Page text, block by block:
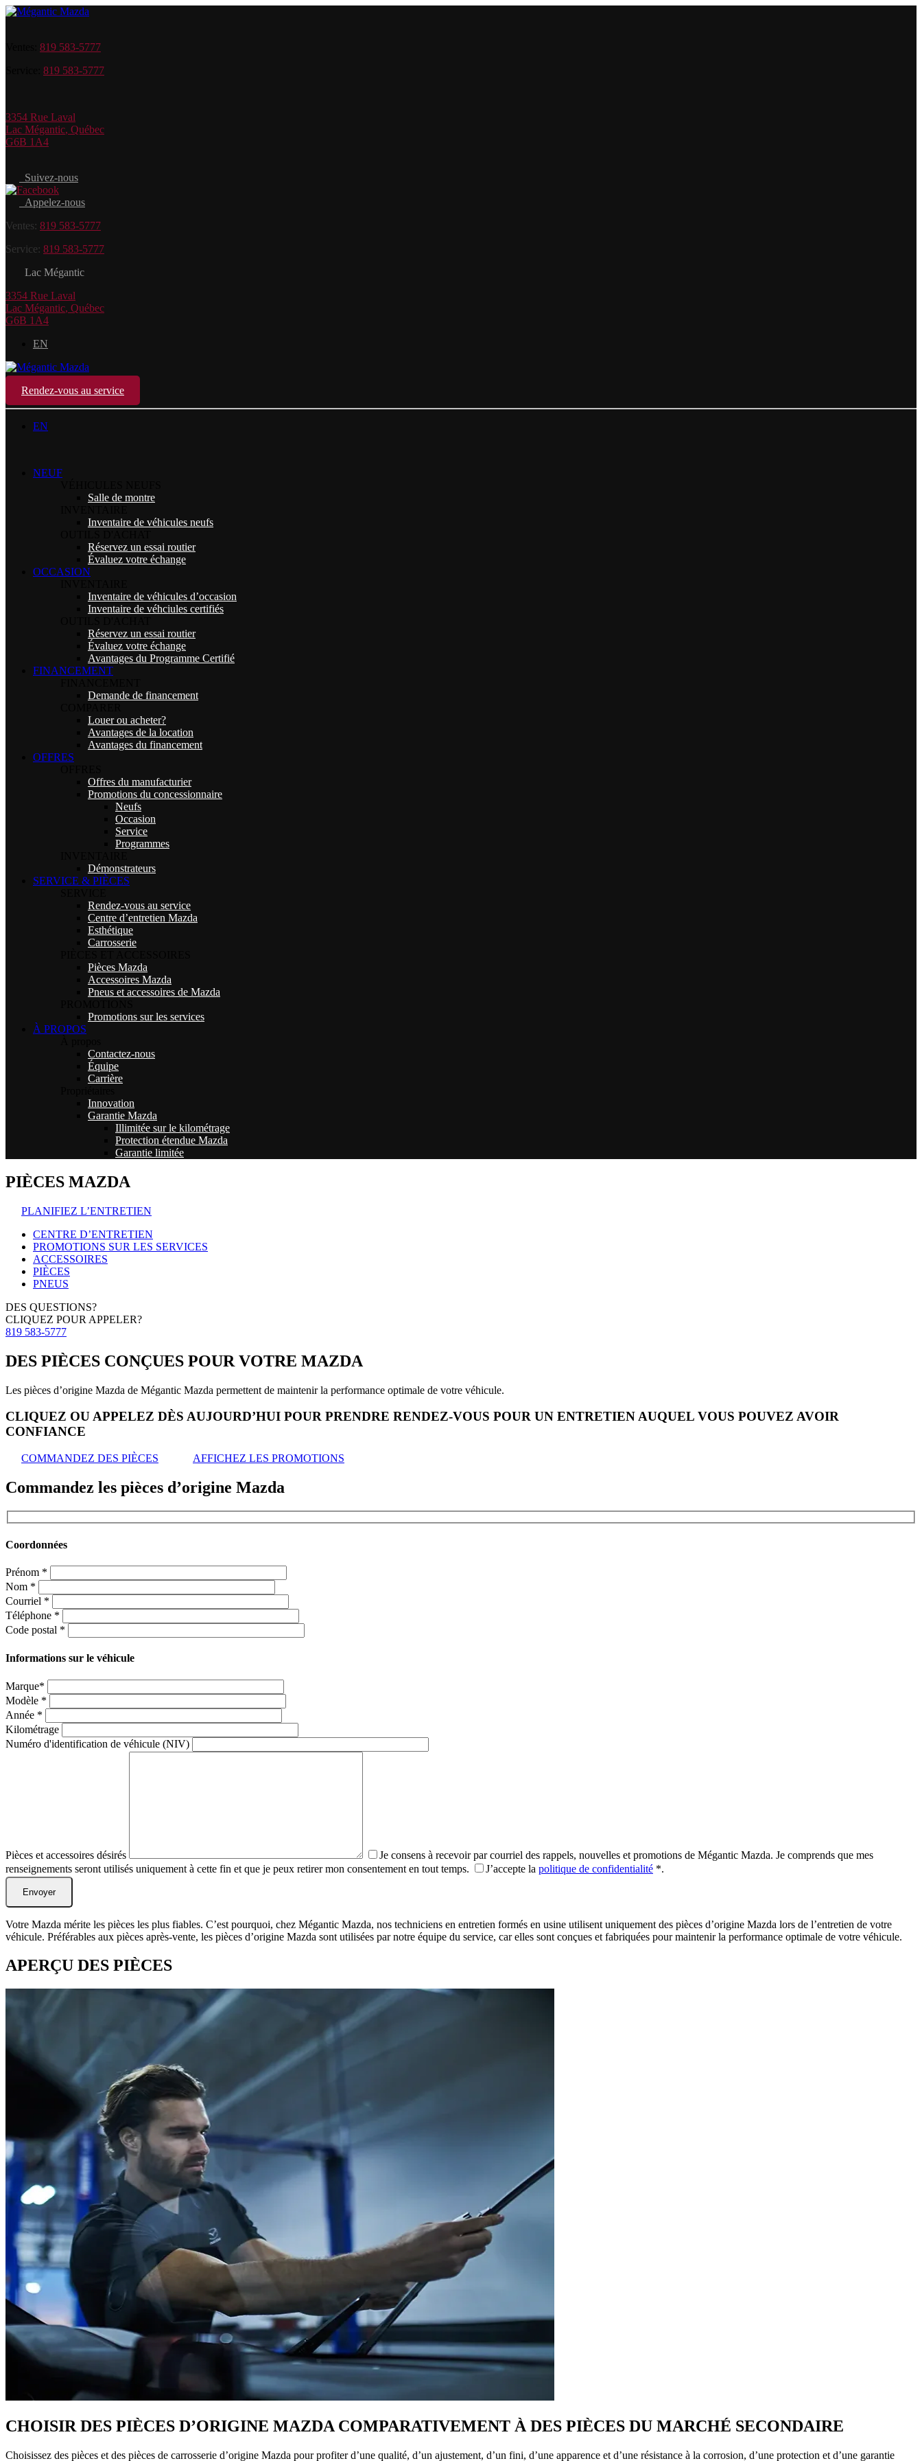
819 583-5777
819 583-5777
3354 Rue Laval
Lac Mégantic, Québec
G6B 1A4
Suivez-nous
Appelez-nous
Ventes: 819 583-5777
Service: 819 583-5777
Lac Mégantic
3354 Rue Laval
Lac Mégantic, Québec
G6B 1A4
EN
Rendez-vous au service
EN
NEUF
Salle de montre
Inventaire de véhicules neufs
Réservez un essai routier
Évaluez votre échange
OCCASION
Inventaire de véhicules d’occasion
Inventaire de véhciules certifiés
Réservez un essai routier
Évaluez votre échange
Avantages du Programme Certifié
FINANCEMENT
Demande de financement
Louer ou acheter?
Avantages de la location
Avantages du financement
OFFRES
Offres du manufacturier
Promotions du concessionnaire
Neufs
Occasion
Service
Programmes
Démonstrateurs
SERVICE & PIÈCES
Rendez-vous au service
Centre d’entretien Mazda
Esthétique
Carrosserie
Pièces Mazda
Accessoires Mazda
Pneus et accessoires de Mazda
Promotions sur les services
À PROPOS
Contactez-nous
Équipe
Carrière
Innovation
Garantie Mazda
Illimitée sur le kilométrage
Protection étendue Mazda
Garantie limitée
PIÈCES MAZDA
PLANIFIEZ L’ENTRETIEN
CENTRE D’ENTRETIEN
PROMOTIONS SUR LES SERVICES
ACCESSOIRES
PIÈCES
PNEUS
DES QUESTIONS?
CLIQUEZ POUR APPELER?
819 583-5777
DES PIÈCES CONÇUES POUR VOTRE MAZDA
Les pièces d’origine Mazda de Mégantic Mazda permettent de maintenir la performance optimale de votre véhicule.
CLIQUEZ OU APPELEZ DÈS AUJOURD’HUI POUR PRENDRE RENDEZ-VOUS POUR UN ENTRETIEN AUQUEL VOUS POUVEZ AVOIR
CONFIANCE
COMMANDEZ DES PIÈCES AFFICHEZ LES PROMOTIONS
Commandez les pièces d’origine Mazda
Coordonnées
Prénom *
Nom *
Courriel *
Téléphone *
Code postal *
Informations sur le véhicule
Marque*
Modèle *
Année *
Kilométrage
Numéro d'identification de véhicule (NIV)
Pièces et accessoires désirés
Je consens à recevoir par courriel des rappels, nouvelles et promotions de Mégantic Mazda. Je comprends que mes
renseignements seront utilisés uniquement à cette fin et que je peux retirer mon consentement en tout temps.
J’accepte la politique de confidentialité *.
Votre Mazda mérite les pièces les plus fiables. C’est pourquoi, chez Mégantic Mazda, nos techniciens en entretien formés en usine utilisent uniquement des pièces d’origine Mazda lors de l’entretien de votre
véhicule. Préférables aux pièces après-vente, les pièces d’origine Mazda sont utilisées par notre équipe du service, car elles sont conçues et fabriquées pour maintenir la performance optimale de votre véhicule.
APERÇU DES PIÈCES
CHOISIR DES PIÈCES D’ORIGINE MAZDA COMPARATIVEMENT À DES PIÈCES DU MARCHÉ SECONDAIRE
Choisissez des pièces et des pièces de carrosserie d’origine Mazda pour profiter d’une qualité, d’un ajustement, d’un fini, d’une apparence et d’une résistance à la corrosion, d’une protection et d’une garantie